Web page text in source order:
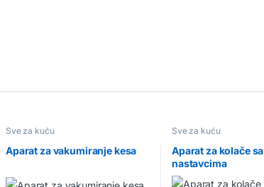
Sve za kuću
Aparat za vakumiranje kesa
Sve za kuću
Aparat za kolače sa
nastavcima